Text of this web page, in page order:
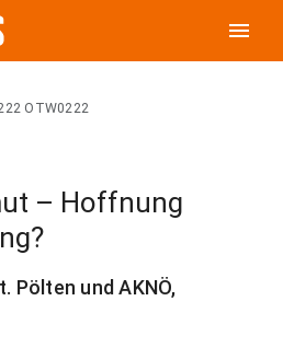
menu
OTW0222
– Hoffnung
Pölten und AKNÖ,